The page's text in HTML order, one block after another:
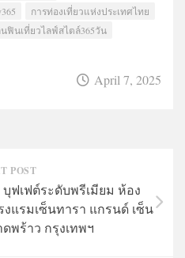
การท่องเที่ยวแห่งประเทศไทย
ฟินเที่ยวไลฟ์สไตล์365วัน
April 7, 2025
POST
ฟเฟต์ระดับพรีเมียม ห้อง
งแรมเซ็นทารา แกรนด์ เซ็น
พร้าว กรุงเทพฯ